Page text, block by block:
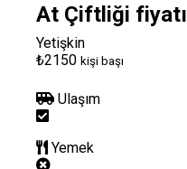
At Çiftliği fiyatı
Yetişkin
₺2150 kişi başı
Ulaşım
Yemek